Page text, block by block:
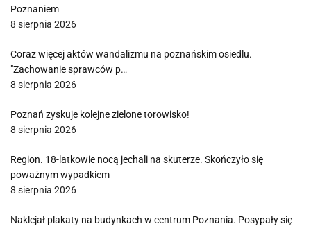
Poznaniem
8 sierpnia 2026
Coraz więcej aktów wandalizmu na poznańskim osiedlu.
"Zachowanie sprawców p…
8 sierpnia 2026
Poznań zyskuje kolejne zielone torowisko!
8 sierpnia 2026
Region. 18-latkowie nocą jechali na skuterze. Skończyło się
poważnym wypadkiem
8 sierpnia 2026
Naklejał plakaty na budynkach w centrum Poznania. Posypały się